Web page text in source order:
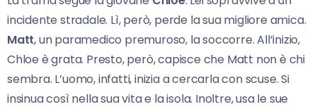
incidente stradale. Lì, però, perde la sua migliore amica.
Matt, un paramedico premuroso, la soccorre. All’inizio,
Chloe è grata. Presto, però, capisce che Matt non è chi
sembra. L’uomo, infatti, inizia a cercarla con scuse. Si
insinua così nella sua vita e la isola. Inoltre, usa le sue